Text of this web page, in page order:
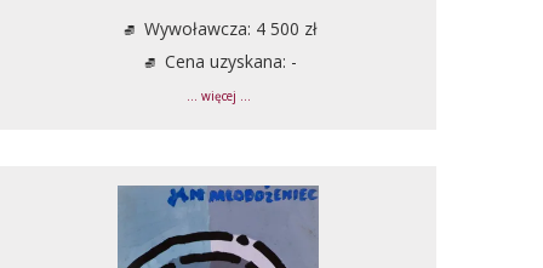
Wywoławcza: 4 500 zł
Cena uzyskana: -
... więcej ...